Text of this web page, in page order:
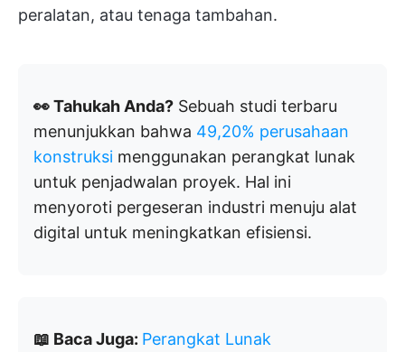
peralatan, atau tenaga tambahan.
👀 Tahukah Anda? Sebuah studi terbaru
menunjukkan bahwa 49,20% perusahaan
konstruksi menggunakan perangkat lunak
untuk penjadwalan proyek. Hal ini
menyoroti pergeseran industri menuju alat
digital untuk meningkatkan efisiensi.
📖 Baca Juga: Perangkat Lunak